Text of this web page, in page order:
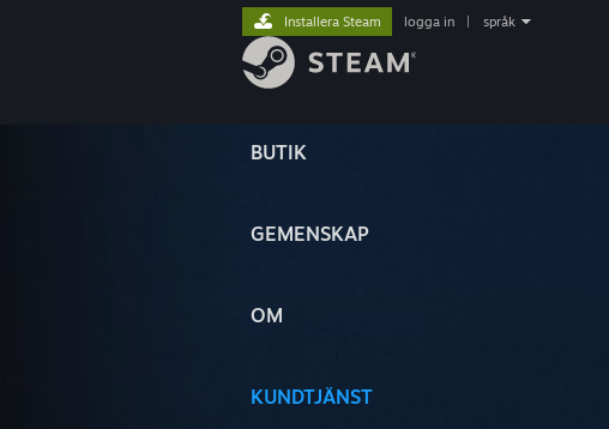
BUTIK
GEMENSKAP
OM
KUNDTJÄNST
Installera Steam logga in språk